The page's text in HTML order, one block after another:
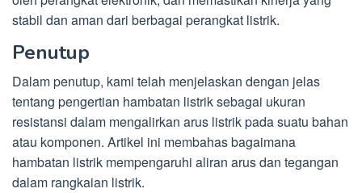
stabil dan aman dari berbagai perangkat listrik.
Penutup
Dalam penutup, kami telah menjelaskan dengan jelas
tentang pengertian hambatan listrik sebagai ukuran
resistansi dalam mengalirkan arus listrik pada suatu bahan
atau komponen. Artikel ini membahas bagaimana
hambatan listrik mempengaruhi aliran arus dan tegangan
dalam rangkaian listrik.